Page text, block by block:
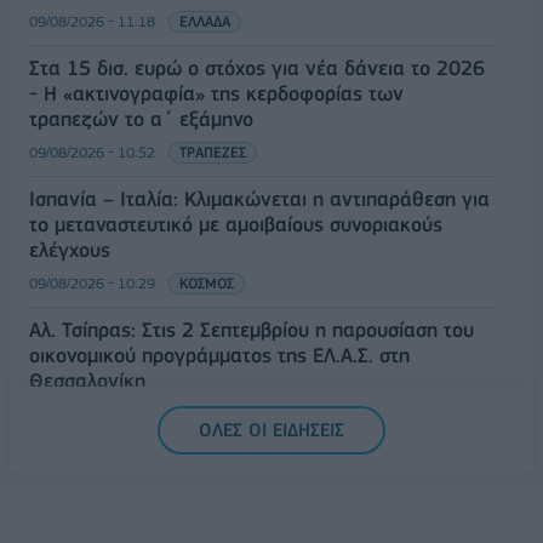
09/08/2026 - 11:18 ΕΛΛΑΔΑ
Στα 15 δισ. ευρώ ο στόχος για νέα δάνεια το 2026
- Η «ακτινογραφία» της κερδοφορίας των
τραπεζών το α΄ εξάμηνο
09/08/2026 - 10:52 ΤΡΑΠΕΖΕΣ
Ισπανία – Ιταλία: Κλιμακώνεται η αντιπαράθεση για
το μεταναστευτικό με αμοιβαίους συνοριακούς
ελέγχους
09/08/2026 - 10:29 ΚΟΣΜΟΣ
Αλ. Τσίπρας: Στις 2 Σεπτεμβρίου η παρουσίαση του
οικονομικού προγράμματος της ΕΛ.Α.Σ. στη
Θεσσαλονίκη
ΠΟΛΙΤΙΚΗ
Κορυφώνεται η έξοδος του Αυγούστου – Πάνω από
ΟΛΕΣ ΟΙ ΕΙΔΗΣΕΙΣ